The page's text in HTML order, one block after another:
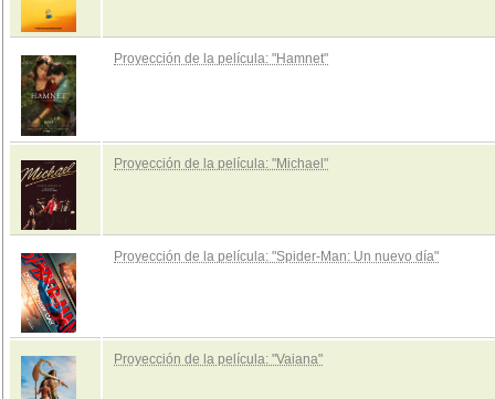
Proyección de la película: "Hamnet"
Proyección de la película: "Michael"
Proyección de la película: "Spider-Man: Un nuevo día"
Proyección de la película: "Vaiana"